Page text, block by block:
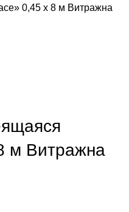
0,45 х 8 м Витражна
м Витражна